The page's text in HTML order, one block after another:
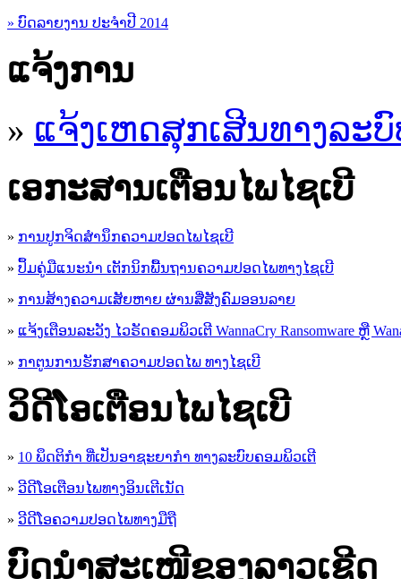
» ບົດລາຍງານ ປະຈຳປີ 2014
ແຈ້ງການ
» ແຈ້ງເຫດສຸກເສີນທາງລະ
ເອ​ກະ​ສານເຕືອນໄພໄຊເບີ
» ການປູກຈິດສໍານຶກຄວາມປອດໄພໄຊເບີ
» ປຶ້ມຄູ່ມືແນະນໍາ ເຕັກນິກພື້ນຖານຄວາມປອດໄພທາງໄຊເບີ
» ການສ້າງຄວາມເສັຍຫາຍ ຜ່ານສື່ສັງຄົມອອນລາຍ
» ແຈ້ງເຕືອນລະວັງ ໄວຣັດຄອມພິວເຕີ WannaCry Ransomware ຫຼື
» ກາຕູນການຮັກສາຄວາມປອດໄພ ທາງໄຊເບີ
ວິດີໂອເຕືອນໄພໄຊເບີ
» 10 ພຶດຕິກໍາ ທີ່ເປັນອາຊະຍາກໍາ ທາງລະບົບຄອມພິວເຕີ
» ວີດີໂອເຕືອນໄພທາງອິນເຕີເນັດ
» ວ​ີ​ດີ​ໂອ​ຄວາມ​ປອດ​ໄພ​ທາງ​ມື​ຖື
ບົດນຳສະເໜີຂອງລາວເຊີດ